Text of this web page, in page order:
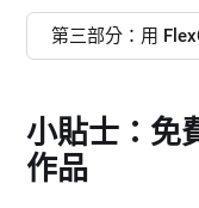
第三部分：用
小貼士：免
作品